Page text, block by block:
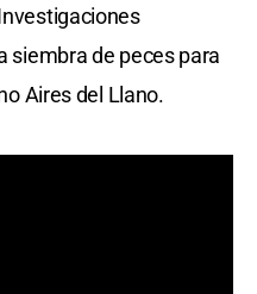
siembra de peces para
Aires del Llano.